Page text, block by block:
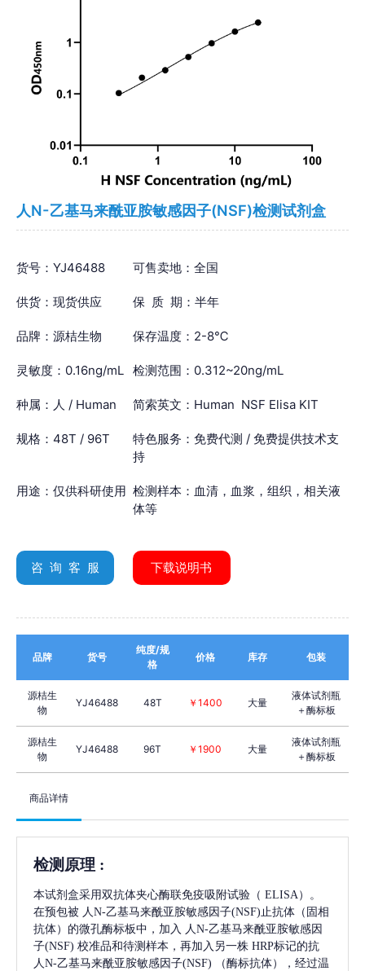
人N-乙基马来酰亚胺敏感因子(NSF)检测试剂盒
货号：YJ46488 可售卖地：全国
供货：现货供应 保 质 期：半年
品牌：源桔生物 保存温度：2-8℃
灵敏度：0.16ng/mL 检测范围：0.312~20ng/mL
种属：人 / Human 简索英文：Human NSF Elisa KIT
规格：48T / 96T
特色服务：免费代测 / 免费提供技术支
持
用途：仅供科研使用 检测样本：血清，血浆，组织，相关液
体等
咨 询 客 服 下载说明书
品牌 货号
纯度/规
格
价格 库存 包装
源桔生
物
YJ46488 48T ￥1400 大量
液体试剂瓶
＋酶标板
源桔生
物
YJ46488 96T ￥1900 大量
液体试剂瓶
＋酶标板
商品详情
检测原理 :
本试剂盒采用双抗体夹心酶联免疫吸附试验（ ELISA）。
在预包被 人N-乙基马来酰亚胺敏感因子(NSF)止抗体（固相
抗体）的微孔酶标板中，加入 人N-乙基马来酰亚胺敏感因
子(NSF) 校准品和待测样本，再加入另一株 HRP标记的抗
人N-乙基马来酰亚胺敏感因子(NSF)
（酶标抗体），经过温